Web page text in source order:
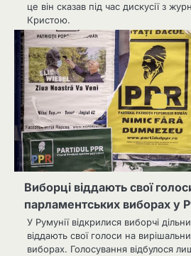
це він сказав під час дискусії з
Кристою.
Виборці віддають свої
парламентських виборах у
У Румунії відкрилися виборчі
віддають свої голоси на
виборах. Голосування відбулося